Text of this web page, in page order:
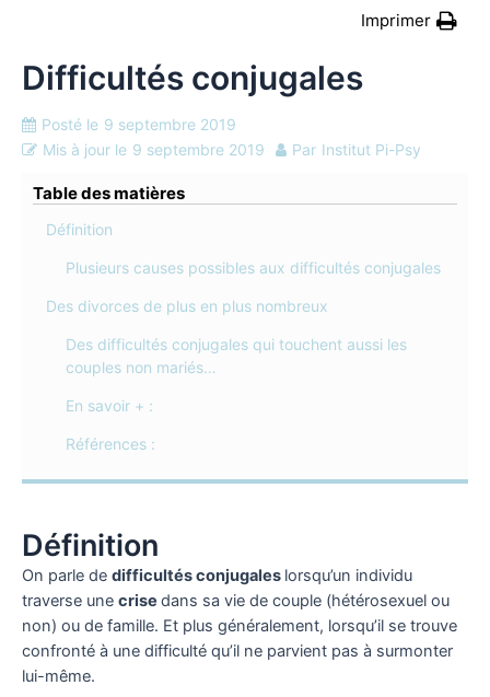
Imprimer
Difficultés conjugales
Posté le 9 septembre 2019
Mis à jour le 9 septembre 2019 Par Institut Pi-Psy
Table des matières
Définition
Plusieurs causes possibles aux difficultés conjugales
Des divorces de plus en plus nombreux
Des difficultés conjugales qui touchent aussi les
couples non mariés…
En savoir + :
Références :
Définition
On parle de difficultés conjugales lorsqu’un individu
traverse une crise dans sa vie de couple (hétérosexuel ou
non) ou de famille. Et plus généralement, lorsqu’il se trouve
confronté à une difficulté qu’il ne parvient pas à surmonter
lui-même.